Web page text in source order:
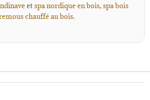
etspa nordique en bois, spa bois
chauffé au bois.